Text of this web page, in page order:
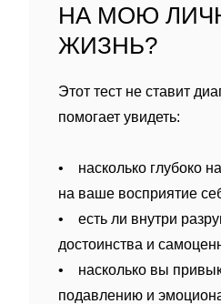
НА МОЮ
ЖИЗНЬ?
Этот тест не ставит
помогает увидеть:
• насколько глубоко
на ваше восприятие
• есть ли внутри
достоинства и
• насколько вы
подавлению и